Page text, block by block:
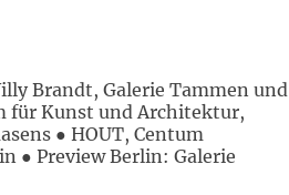
Brandt, Galerie Tammen und
für Kunst und Architektur,
● HOUT, Centum
● Preview Berlin: Galerie